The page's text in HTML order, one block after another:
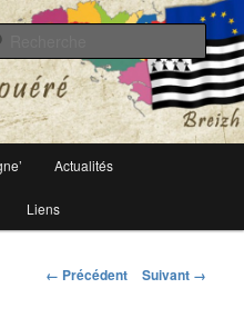
Actualités
Liens
Navigation
← Précédent Suivant →